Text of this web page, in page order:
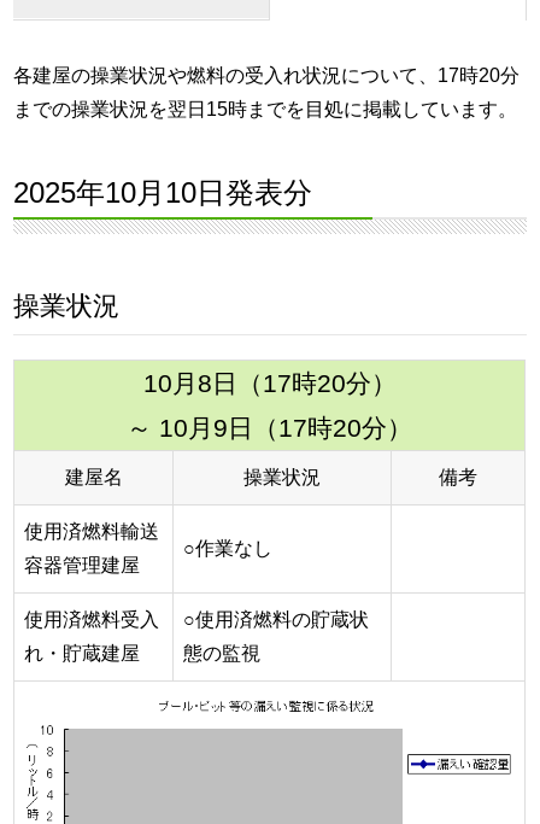
各建屋の操業状況や燃料の受入れ状況について、17時20分
までの操業状況を翌日15時までを目処に掲載しています。
2025年10月10日発表分
操業状況
10月8日（17時20分）
～ 10月9日（17時20分）
建屋名 操業状況 備考
使用済燃料輸送
容器管理建屋
○作業なし
使用済燃料受入
れ・貯蔵建屋
○使用済燃料の貯蔵状
態の監視